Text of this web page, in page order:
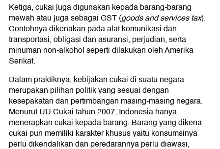
Ketiga, cukai juga digunakan kepada barang-barang
mewah atau juga sebagai GST (goods and services tax).
Contohnya dikenakan pada alat komunikasi dan
transportasi, obligasi dan asuransi, perjudian, serta
minuman non-alkohol seperti dilakukan oleh Amerika
Serikat.
Dalam praktiknya, kebijakan cukai di suatu negara
merupakan pilihan politik yang sesuai dengan
kesepakatan dan pertimbangan masing-masing negara.
Menurut UU Cukai tahun 2007, Indonesia hanya
menerapkan cukai kepada barang. Barang yang dikena
cukai pun memiliki karakter khusus yaitu konsumsinya
perlu dikendalikan dan peredarannya perlu diawasi,